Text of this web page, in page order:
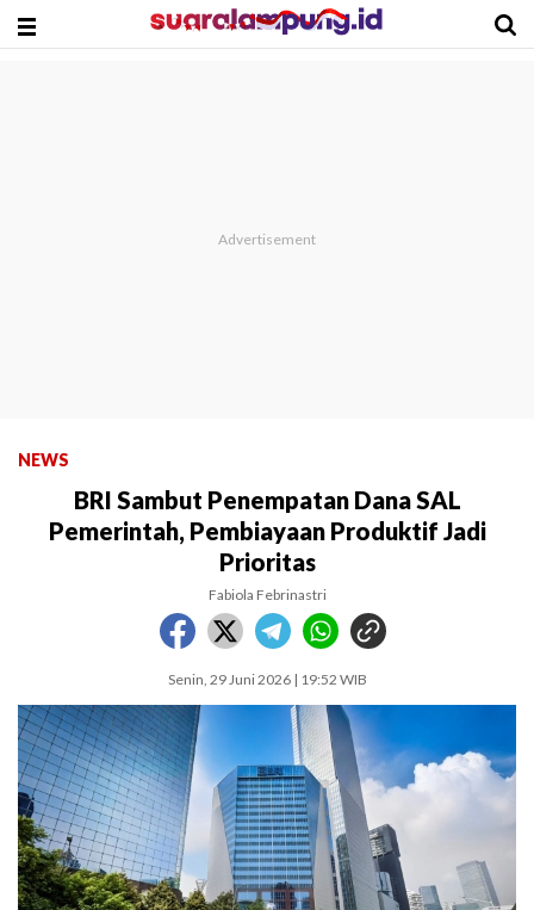
NEWS
BRI Sambut Penempatan Dana SAL
Pemerintah, Pembiayaan Produktif Jadi
Prioritas
Fabiola Febrinastri
Senin, 29 Juni 2026 | 19:52 WIB